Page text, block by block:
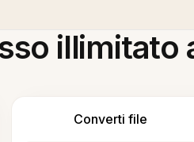
illimitato
Converti file